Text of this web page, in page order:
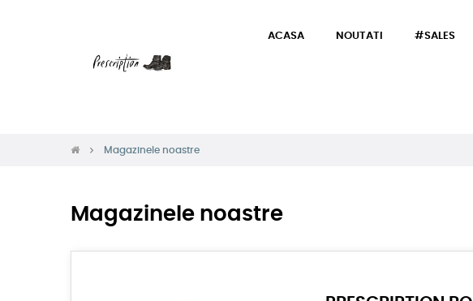
ACASA NOUTATI #SALES
Magazinele noastre
Magazinele noastre